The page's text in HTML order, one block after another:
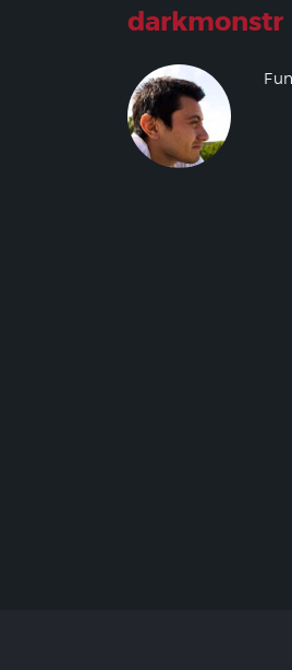
darkmonstr